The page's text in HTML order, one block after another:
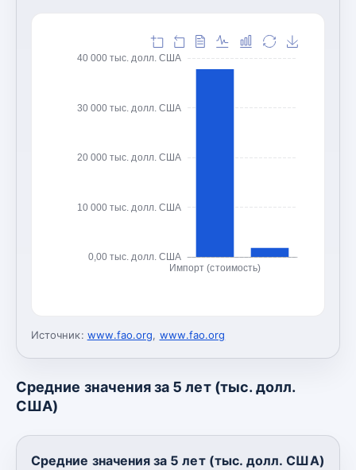
0,00 тыс. долл. США
10 000 тыс. долл. США
20 000 тыс. долл. США
30 000 тыс. долл. США
40 000 тыс. долл. США
Импорт (стоимость)
Источник: www.fao.org, www.fao.org
Средние значения за 5 лет (тыс. долл.
США)
Средние значения за 5 лет (тыс. долл. США)